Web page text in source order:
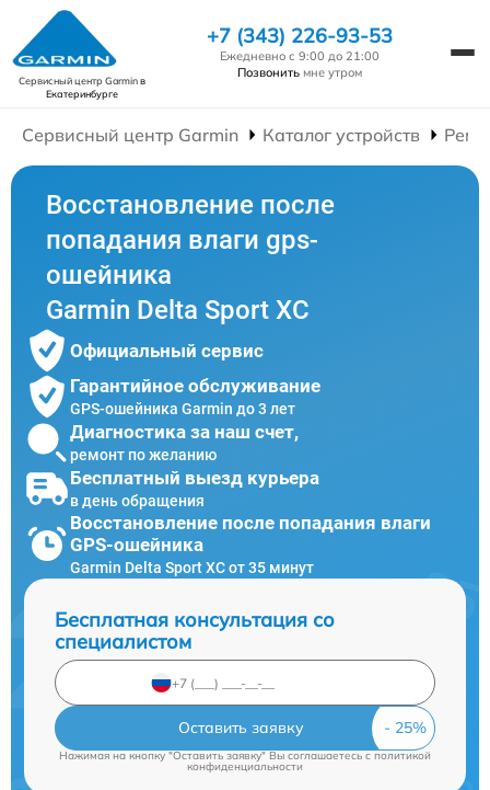
Сервисный центр Garminв
Екатеринбурге
+7 (343) 226-93-53
Ежедневно с 9:00 до 21:00
Позвонить мне утром
Сервисный центр Garmin Каталог устройств
Восстановление после
попадания влаги gps-
ошейника
Garmin Delta Sport XC
Официальный сервис
Гарантийное обслуживание
GPS-ошейника Garmin до 3 лет
Диагностика за наш счет,
ремонт по желанию
Бесплатный выезд курьера
в день обращения
Восстановление после попадания влаги
GPS-ошейника
Garmin Delta Sport XC от 35 минут
Бесплатная консультация со
специалистом
Оставить заявку
Нажимая на кнопку "Оставить заявку" Вы соглашаетесь cполитикой
конфиденциальности